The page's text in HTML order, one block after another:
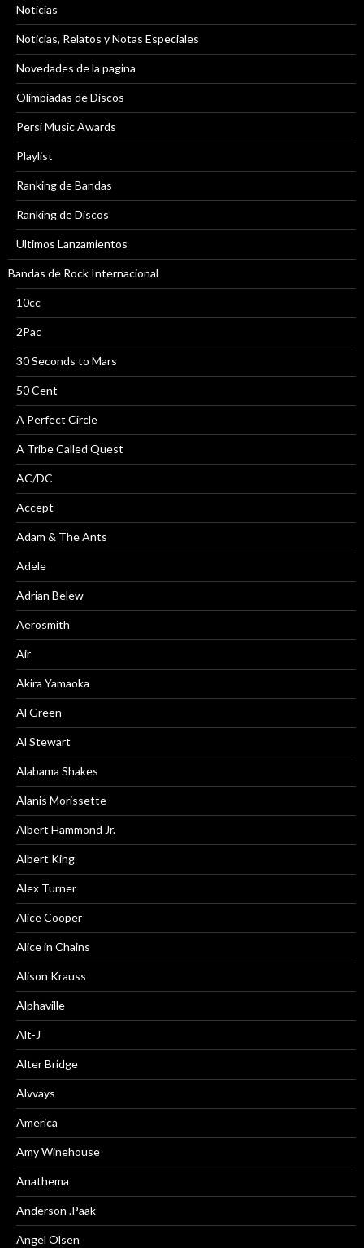
Noticias
Noticias, Relatos y Notas Especiales
Novedades de la pagina
Olimpiadas de Discos
Persi Music Awards
Playlist
Ranking de Bandas
Ranking de Discos
Ultimos Lanzamientos
Bandas de Rock Internacional
10cc
2Pac
30 Seconds to Mars
50 Cent
A Perfect Circle
A Tribe Called Quest
AC/DC
Accept
Adam & The Ants
Adele
Adrian Belew
Aerosmith
Air
Akira Yamaoka
Al Green
Al Stewart
Alabama Shakes
Alanis Morissette
Albert Hammond Jr.
Albert King
Alex Turner
Alice Cooper
Alice in Chains
Alison Krauss
Alphaville
Alt-J
Alter Bridge
Alvvays
America
Amy Winehouse
Anathema
Anderson .Paak
Angel Olsen